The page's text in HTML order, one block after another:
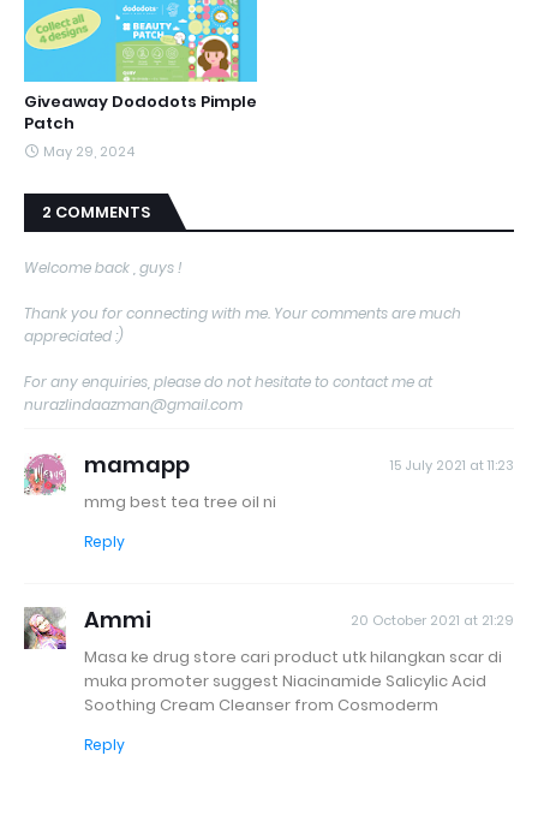
Giveaway Dododots Pimple
Patch
May 29, 2024
2 COMMENTS
Welcome back , guys !
Thank you for connecting with me. Your comments are much
appreciated :)
For any enquiries, please do not hesitate to contact me at
nurazlindaazman@gmail.com
mamapp 15 July 2021 at 11:23
mmg best tea tree oil ni
Reply
Ammi 20 October 2021 at 21:29
Masa ke drug store cari product utk hilangkan scar di
muka promoter suggest Niacinamide Salicylic Acid
Soothing Cream Cleanser from Cosmoderm
Reply